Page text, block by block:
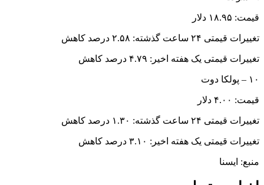
قیمت: ۱۸.۹۵ دلار
تغییرات قیمتی ۲۴ ساعت گذشته: ۲.۵۸ درصد کاهش
تغییرات قیمتی یک هفته اخیر: ۴.۷۹ درصد کاهش
۱۰ – پولکا دوت
قیمت: ۴.۰۰ دلار
تغییرات قیمتی ۲۴ ساعت گذشته: ۱.۳۰ درصد کاهش
تغییرات قیمتی یک هفته اخیر: ۳.۱۰ درصد کاهش
منبع: ایسنا